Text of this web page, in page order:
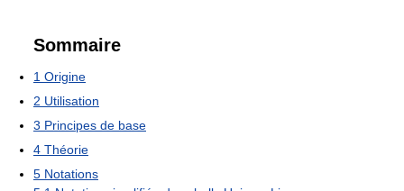
Sommaire
1 Origine
2 Utilisation
3 Principes de base
4 Théorie
5 Notations